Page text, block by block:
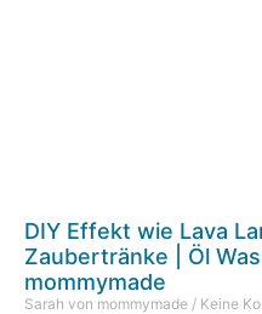
DIY Effekt wie Lava
Zaubertränke | Öl
mommymade
Sarah von mommymade Keine